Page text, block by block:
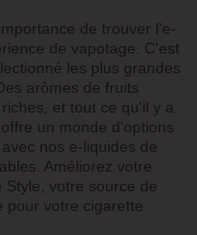
de trouver l'e-
de vapotage. C'est
les plus grandes
arômes de fruits
et tout ce qu'il y a
un monde d'options
nos e-liquides de
Améliorez votre
votre source de
pour votre cigarette